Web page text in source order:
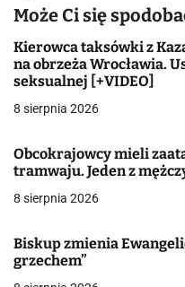
a
c
j
a
w
p
s
Może Ci się
Kierowca taksówki z
na obrzeża Wrocławia.
seksualnej [+VIDEO]
8 sierpnia 2026
Obcokrajowcy mieli
tramwaju. Jeden z
8 sierpnia 2026
Biskup zmienia
grzechem”